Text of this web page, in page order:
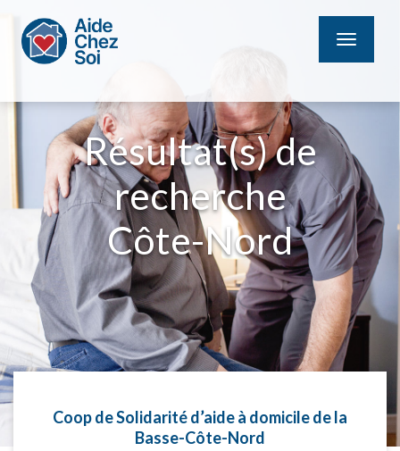
MENU
Résultat(s) de
recherche
Côte-Nord
Coop de Solidarité d’aide à domicile de la
Basse-Côte-Nord